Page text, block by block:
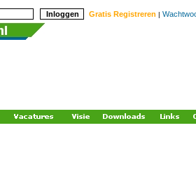
Gratis Registreren |